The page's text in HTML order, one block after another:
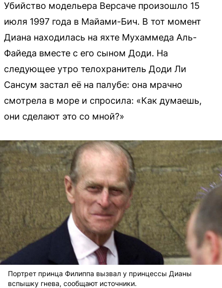
Убийство модельера Версаче произошло 15
июля 1997 года в Майами-Бич. В тот момент
Диана находилась на яхте Мухаммеда Аль-
Файеда вместе с его сыном Доди. На
следующее утро телохранитель Доди Ли
Сансум застал её на палубе: она мрачно
смотрела в море и спросила: «Как думаешь,
они сделают это со мной?»
Портрет принца Филиппа вызвал у принцессы Дианы
вспышку гнева, сообщают источники.